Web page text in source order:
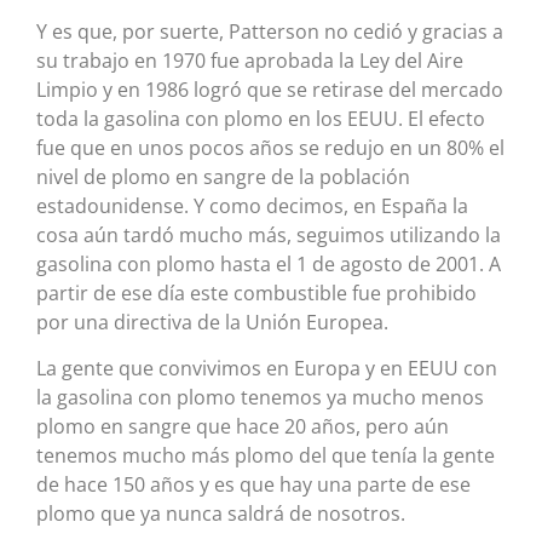
Y es que, por suerte, Patterson no cedió y gracias a
su trabajo en 1970 fue aprobada la Ley del Aire
Limpio y en 1986 logró que se retirase del mercado
toda la gasolina con plomo en los EEUU. El efecto
fue que en unos pocos años se redujo en un 80% el
nivel de plomo en sangre de la población
estadounidense. Y como decimos, en España la
cosa aún tardó mucho más, seguimos utilizando la
gasolina con plomo hasta el 1 de agosto de 2001. A
partir de ese día este combustible fue prohibido
por una directiva de la Unión Europea.
La gente que convivimos en Europa y en EEUU con
la gasolina con plomo tenemos ya mucho menos
plomo en sangre que hace 20 años, pero aún
tenemos mucho más plomo del que tenía la gente
de hace 150 años y es que hay una parte de ese
plomo que ya nunca saldrá de nosotros.